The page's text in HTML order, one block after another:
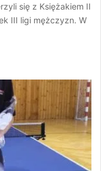
się z Księżakiem II
III ligi mężczyzn. W